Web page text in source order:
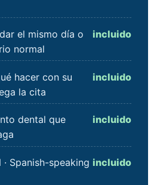
el mismo día o
normal
incluido
hacer con su
la cita
incluido
dental que
incluido
Spanish-speaking incluido